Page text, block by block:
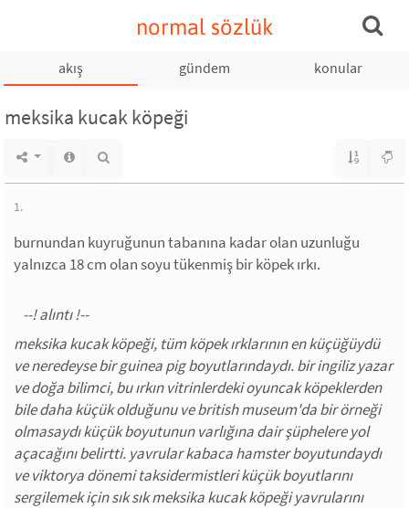
normal sözlük
akış gündem konular
meksika kucak köpeği
1.
burnundan kuyruğunun tabanına kadar olan uzunluğu
yalnızca 18 cm olan soyu tükenmiş bir köpek ırkı.
meksika kucak köpeği, tüm köpek ırklarının en küçüğüydü
ve neredeyse bir guinea pig boyutlarındaydı. bir ingiliz yazar
ve doğa bilimci, bu ırkın vitrinlerdeki oyuncak köpeklerden
bile daha küçük olduğunu ve british museum'da bir örneği
olmasaydı küçük boyutunun varlığına dair şüphelere yol
açacağını belirtti. yavrular kabaca hamster boyutundaydı
ve viktorya dönemi taksidermistleri küçük boyutlarını
sergilemek için sık sık meksika kucak köpeği yavrularını